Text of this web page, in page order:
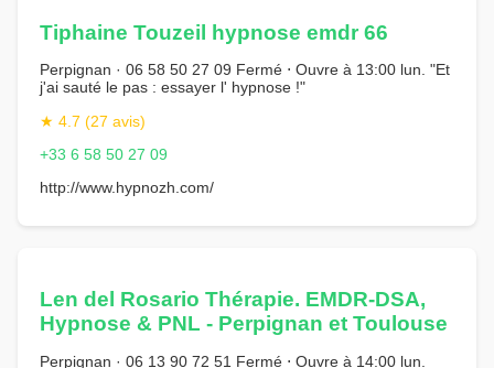
Tiphaine Touzeil hypnose emdr 66
Perpignan · 06 58 50 27 09 Fermé ⋅ Ouvre à 13:00 lun. "Et
j'ai sauté le pas : essayer l' hypnose !"
★ 4.7 (27 avis)
+33 6 58 50 27 09
http://www.hypnozh.com/
Len del Rosario Thérapie. EMDR-DSA,
Hypnose & PNL - Perpignan et Toulouse
Perpignan · 06 13 90 72 51 Fermé ⋅ Ouvre à 14:00 lun.